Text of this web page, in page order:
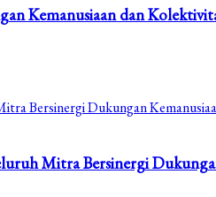
Kemanusiaan dan
Mitra Bersinergi